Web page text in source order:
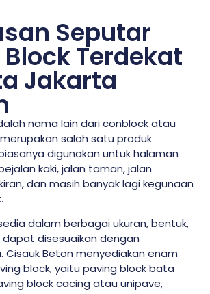
Seputar
Terdekat
Jakarta
nama lain dari conblock atau
salah satu produk
digunakan untuk halaman
kaki, jalan taman, jalan
dan masih banyak lagi kegunaan
dalam berbagai ukuran, bentuk,
disesuaikan dengan
Cisauk Beton menyediakan enam
block, yaitu paving block bata
block cacing atau unipave,